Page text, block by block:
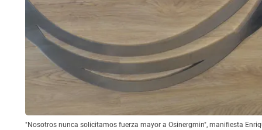
"Nosotros nunca solicitamos fuerza mayor a Osinergmin", manifiesta